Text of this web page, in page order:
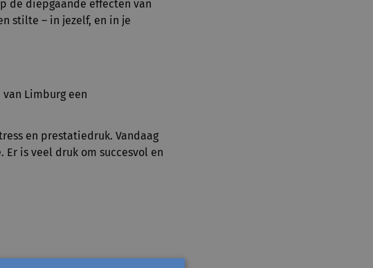
de diepgaande effecten van
stilte – in jezelf, en in je
Limburg een
en prestatiedruk. Vandaag
is veel druk om succesvol en